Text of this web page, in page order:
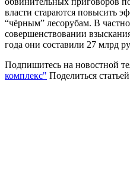
власти стараются повысить
“чёрным” лесорубам. В
совершенствовании
года они составили 27 млрд
Подпишитесь на новостной
комплекс" Поделиться статьей